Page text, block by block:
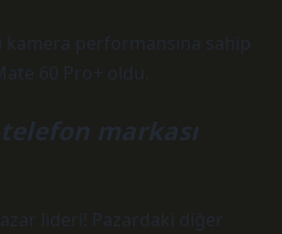
kamera performansına sahip
60 Pro+ oldu.
markası
lideri! Pazardaki diğer